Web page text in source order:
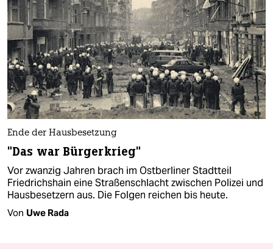
Ende der Hausbesetzung
"Das war Bürgerkrieg"
Vor zwanzig Jahren brach im Ostberliner Stadtteil
Friedrichshain eine Straßenschlacht zwischen Polizei und
Hausbesetzern aus. Die Folgen reichen bis heute.
Von Uwe Rada